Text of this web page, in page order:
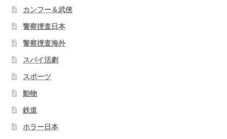
カンフー＆武侠
警察捜査日本
警察捜査海外
スパイ活劇
スポーツ
動物
鉄道
ホラー日本